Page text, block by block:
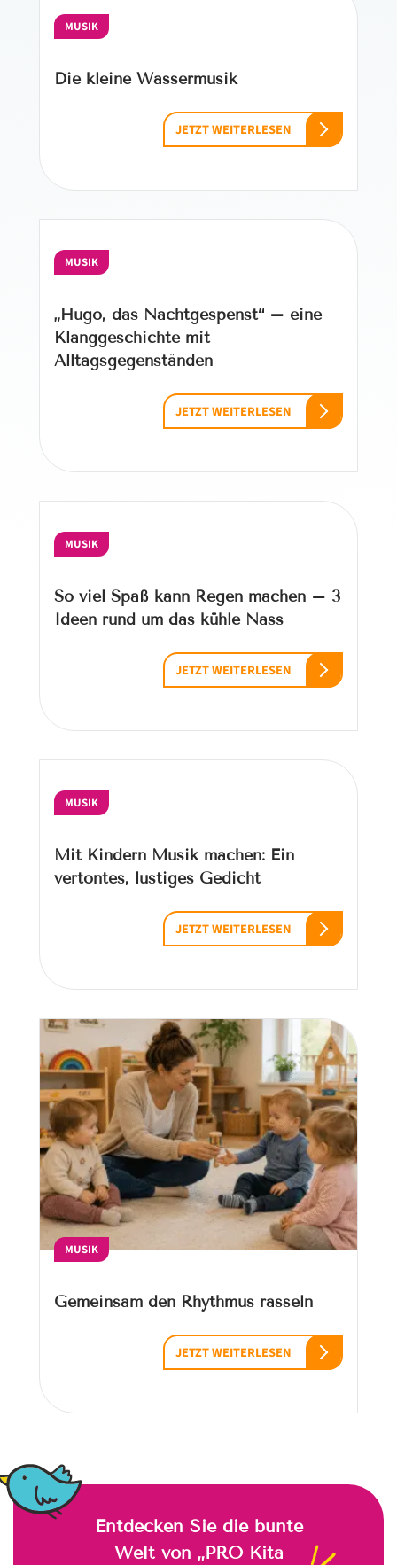
MUSIK
Die kleine Wassermusik
JETZT WEITERLESEN
MUSIK
„Hugo, das Nachtgespenst“ – eine
Klanggeschichte mit
Alltagsgegenständen
JETZT WEITERLESEN
MUSIK
So viel Spaß kann Regen machen – 3
Ideen rund um das kühle Nass
JETZT WEITERLESEN
MUSIK
Mit Kindern Musik machen: Ein
vertontes, lustiges Gedicht
JETZT WEITERLESEN
MUSIK
Gemeinsam den Rhythmus rasseln
JETZT WEITERLESEN
Entdecken Sie die bunte
Welt von „PRO Kita